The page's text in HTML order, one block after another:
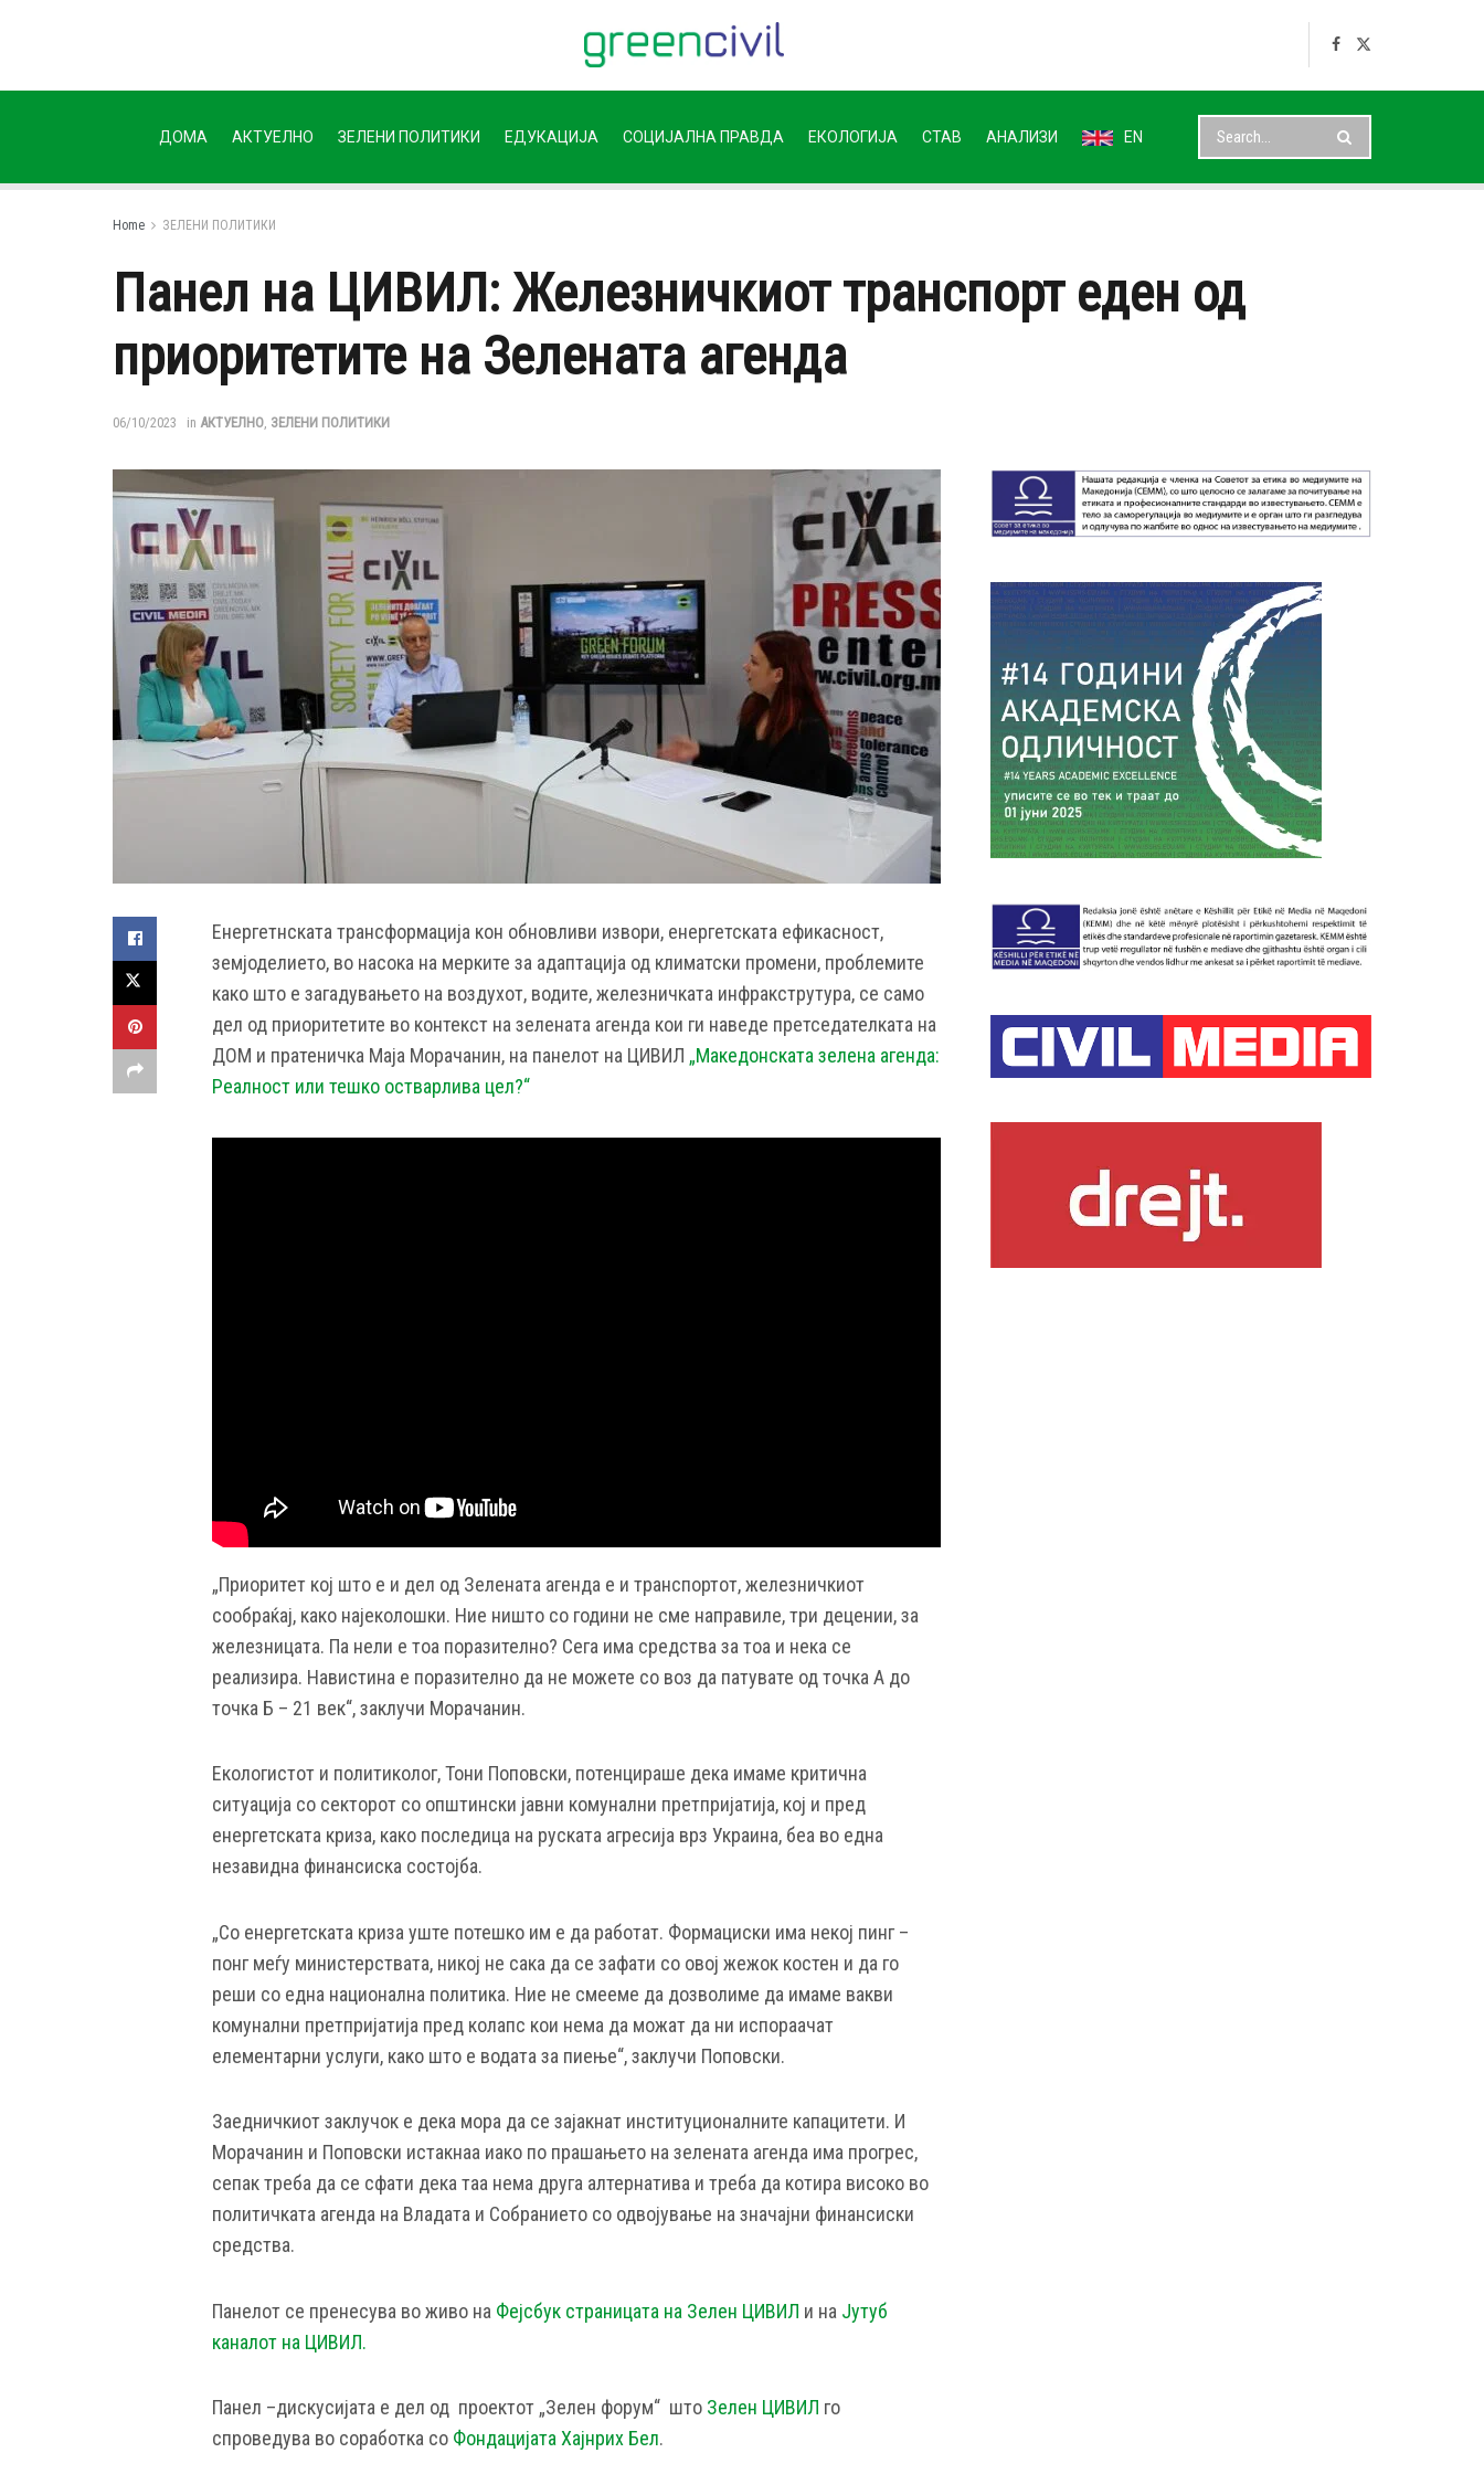
ДОМА АКТУЕЛНО ЗЕЛЕНИ ПОЛИТИКИ ЕДУКАЦИЈА СОЦИЈАЛНА ПРАВДА ЕКОЛОГИЈА СТАВ АНАЛИЗИ EN
Home ЗЕЛЕНИ ПОЛИТИКИ
Панел на ЦИВИЛ: Железничкиот транспорт еден од
приоритетите на Зелената агенда
06/10/2023 in АКТУЕЛНО, ЗЕЛЕНИ ПОЛИТИКИ
Енергетнската трансформација кон обновливи извори, енергетската ефикасност,
земјоделието, во насока на мерките за адаптација од климатски промени, проблемите
како што е загадувањето на воздухот, водите, железничката инфракструтура, се само
дел од приоритетите во контекст на зелената агенда кои ги наведе претседателката на
ДОМ и пратеничка Маја Морачанин, на панелот на ЦИВИЛ „Македонската зелена агенда:
Реалност или тешко остварлива цел?“
„Приоритет кој што е и дел од Зелената агенда е и транспортот, железничкиот
сообраќај, како најеколошки. Ние ништо со години не сме направиле, три децении, за
железницата. Па нели е тоа поразително? Сега има средства за тоа и нека се
реализира. Навистина е поразително да не можете со воз да патувате од точка А до
точка Б – 21 век“, заклучи Морачанин.
Екологистот и политиколог, Тони Поповски, потенцираше дека имаме критична
ситуација со секторот со општински јавни комунални претпријатија, кој и пред
енергетската криза, како последица на руската агресија врз Украина, беа во една
незавидна финансиска состојба.
„Со енергетската криза уште потешко им е да работат. Формациски има некој пинг –
понг меѓу министерствата, никој не сака да се зафати со овој жежок костен и да го
реши со една национална политика. Ние не смееме да дозволиме да имаме вакви
комунални претпријатија пред колапс кои нема да можат да ни испораачат
елементарни услуги, како што е водата за пиење“, заклучи Поповски.
Заедничкиот заклучок е дека мора да се зајакнат институционалните капацитети. И
Морачанин и Поповски истакнаа иако по прашањето на зелената агенда има прогрес,
сепак треба да се сфати дека таа нема друга алтернатива и треба да котира високо во
политичката агенда на Владата и Собранието со одвојување на значајни финансиски
средства.
Панелот се пренесува во живо на Фејсбук страницата на Зелен ЦИВИЛ и на Јутуб
каналот на ЦИВИЛ.
Панел –дискусијата е дел од проектот „Зелен форум“ што Зелен ЦИВИЛ го
спроведува во соработка со Фондацијата Хајнрих Бел.